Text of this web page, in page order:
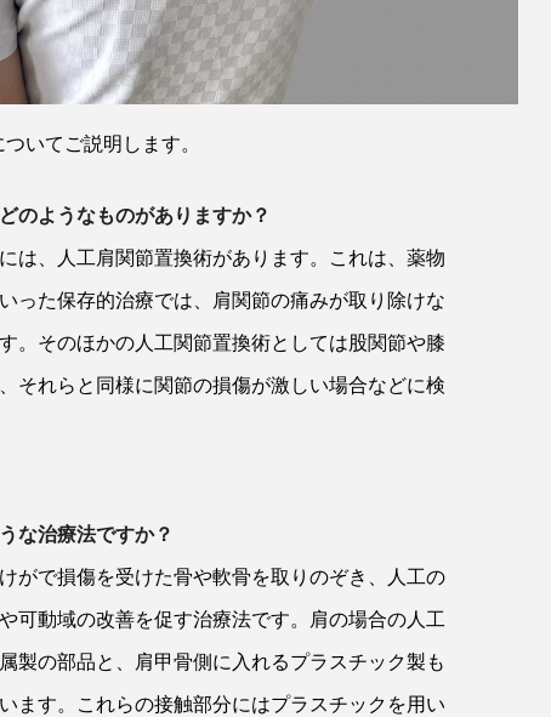
いてご説明します。
のようなものがありますか？
は、人工肩関節置換術があります。これは、薬物
った保存的治療では、肩関節の痛みが取り除けな
。そのほかの人工関節置換術としては股関節や膝
それらと同様に関節の損傷が激しい場合などに検
な治療法ですか？
がで損傷を受けた骨や軟骨を取りのぞき、人工の
可動域の改善を促す治療法です。肩の場合の人工
製の部品と、肩甲骨側に入れるプラスチック製も
ます。これらの接触部分にはプラスチックを用い